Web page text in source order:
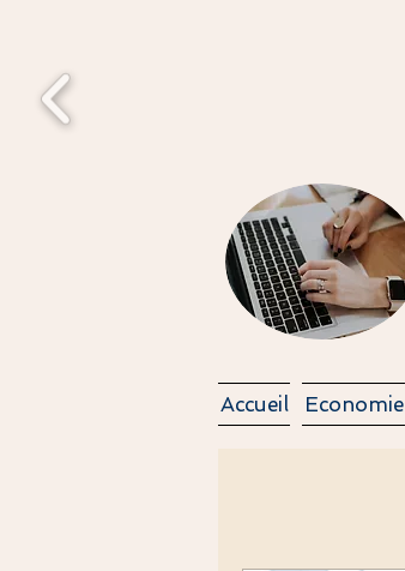
Accueil Economie